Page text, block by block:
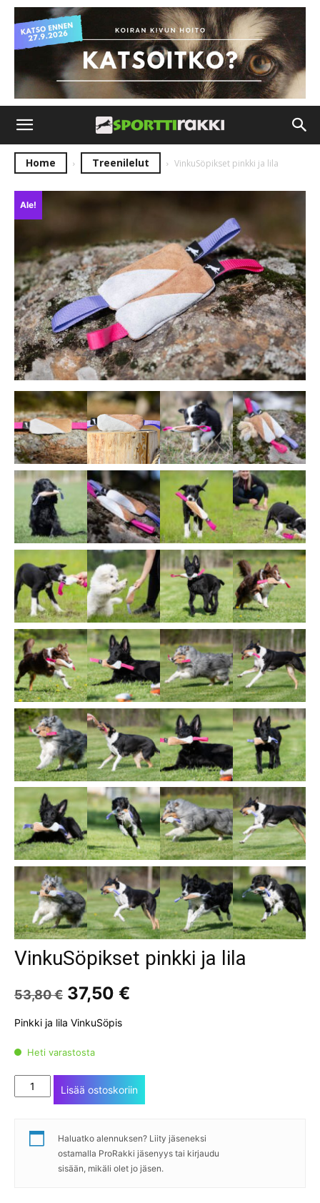
Home Treenilelut VinkuSöpikset pinkki ja lila
Ale!
VinkuSöpikset pinkki ja lila
53,80€ Alkuperäinen
hinta
oli:
37,50 €
Pinkki ja lila VinkuSöpis
Heti varastosta
VinkuSöpikset
pinkki
Lisää ostoskoriin
Haluatko alennuksen? Liity jäseneksi
ostamalla ProRakki jäsenyys tai kirjaudu
sisään, mikäli olet jo jäsen.